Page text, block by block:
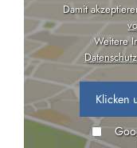
Damit
Weitere
Klicken